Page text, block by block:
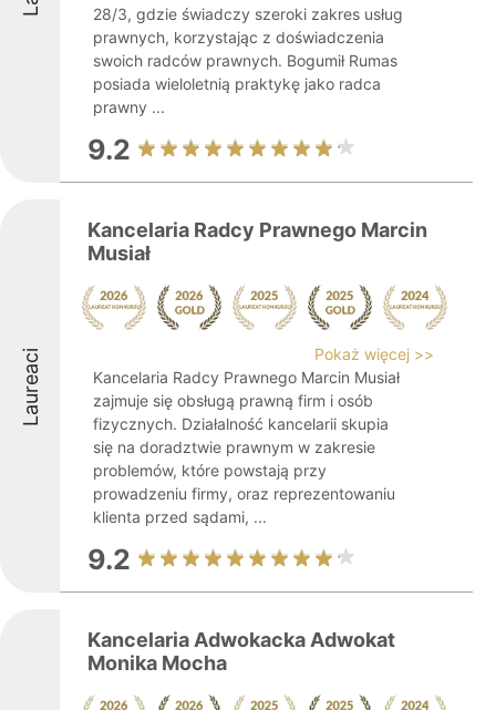
28/3, gdzie świadczy szeroki zakres usług
prawnych, korzystając z doświadczenia
swoich radców prawnych. Bogumił Rumas
posiada wieloletnią praktykę jako radca
prawny ...
9.2
Laureaci
Kancelaria Radcy Prawnego Marcin
Musiał
Pokaż więcej >>
Kancelaria Radcy Prawnego Marcin Musiał
zajmuje się obsługą prawną firm i osób
fizycznych. Działalność kancelarii skupia
się na doradztwie prawnym w zakresie
problemów, które powstają przy
prowadzeniu firmy, oraz reprezentowaniu
klienta przed sądami, ...
9.2
Kancelaria Adwokacka Adwokat
Monika Mocha